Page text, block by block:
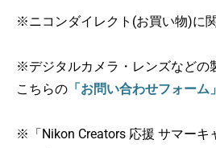
※ニコンダイレクト(お買い物)に
※デジタルカメラ・レンズなどの
こちらの 「お問い合わせフォーム」
※「Nikon Creators 応援 サマーキ